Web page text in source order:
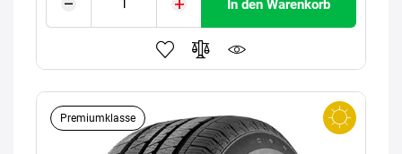
In den Warenkorb
Premiumklasse